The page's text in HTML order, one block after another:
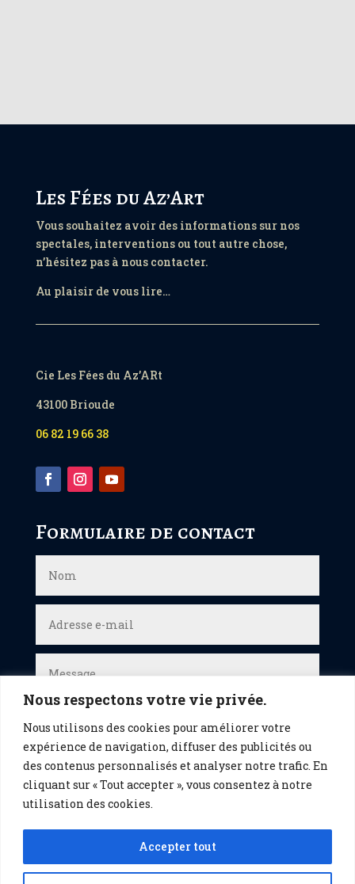
Nous respectons votre vie privée.
Nous utilisons des cookies pour améliorer votre
expérience de navigation, diffuser des publicités ou
des contenus personnalisés et analyser notre trafic. En
cliquant sur « Tout accepter », vous consentez à notre
utilisation des cookies.
Accepter tout
Les Fées du Az’Art
Vous souhaitez avoir des informations sur nos
spectales, interventions ou tout autre chose,
n’hésitez pas à nous contacter.
Au plaisir de vous lire…
Cie Les Fées du Az’ARt
43100 Brioude
06 82 19 66 38
Formulaire de contact